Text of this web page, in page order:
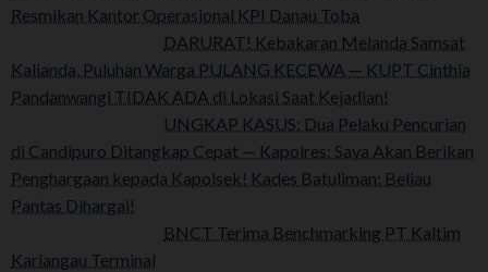
Resmikan Kantor Operasional KPI Danau Toba
DARURAT! Kebakaran Melanda Samsat
Kalianda, Puluhan Warga PULANG KECEWA — KUPT Cinthia
Pandanwangi TIDAK ADA di Lokasi Saat Kejadian!
UNGKAP KASUS: Dua Pelaku Pencurian
di Candipuro Ditangkap Cepat — Kapolres: Saya Akan Berikan
Penghargaan kepada Kapolsek! Kades Batuliman: Beliau
Pantas Dihargai!
BNCT Terima Benchmarking PT Kaltim
Kariangau Terminal